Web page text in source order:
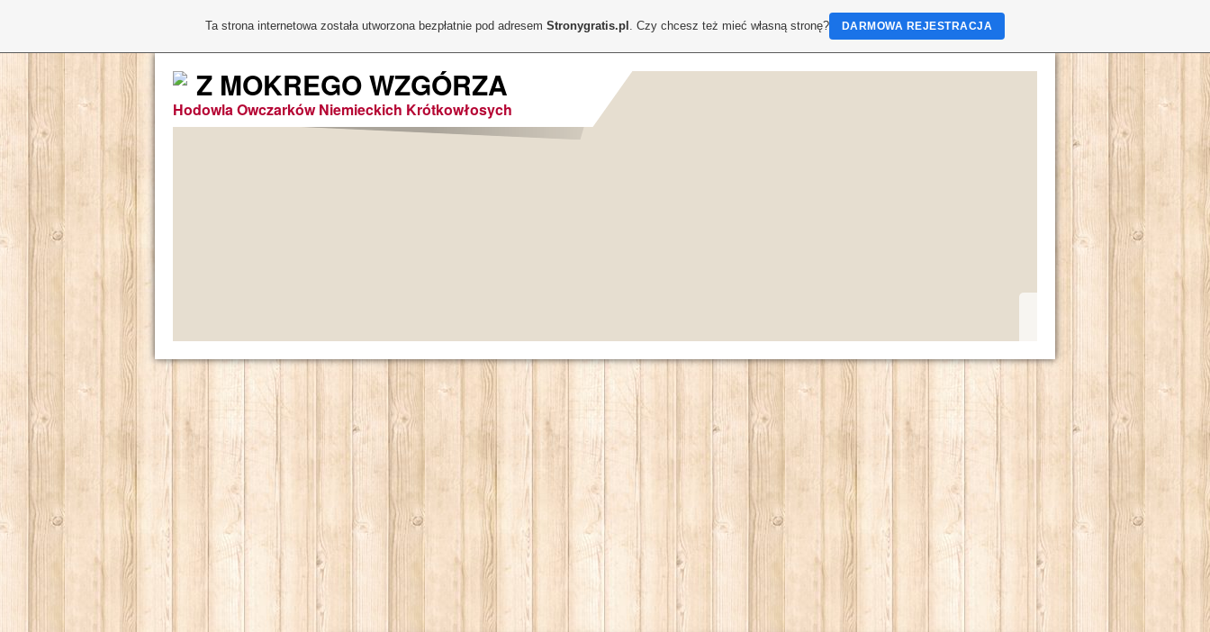
Z MOKREGO WZGÓRZA
Hodowla Owczarków Niemieckich Krótkowłosych
Ta strona internetowa została utworzona bezpłatnie pod adresem Stronygratis.pl . Czy chcesz też mieć własną stronę? DARMOWA REJESTRACJA